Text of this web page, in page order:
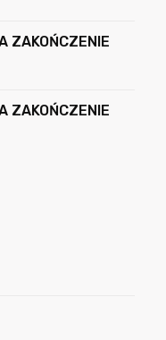
ZAKOŃCZENIE
ZAKOŃCZENIE